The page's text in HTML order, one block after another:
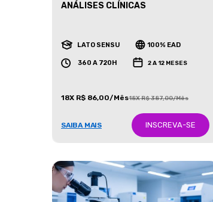
ANÁLISES CLÍNICAS
LATO SENSU 100% EAD
360 A 720H 2 A 12 MESES
18X R$ 86,00/Mês18X R$ 387,00/Mês
SAIBA MAIS INSCREVA-SE